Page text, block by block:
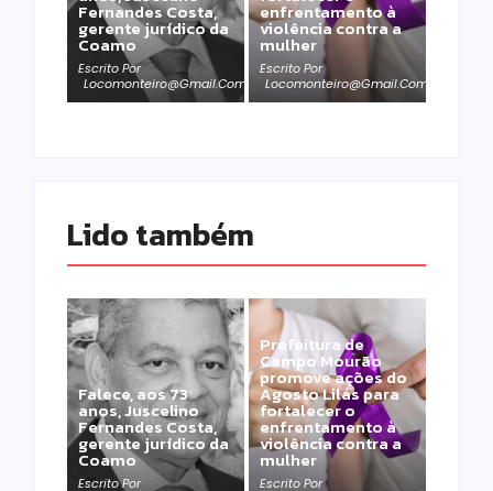
Fernandes Costa,
gerente jurídico da
Coamo
Escrito Por
Locomonteiro@gmail.com
enfrentamento à
violência contra a
mulher
Escrito Por
Locomonteiro@gmail.com
Lido também
Falece, aos 73
anos, Juscelino
Fernandes Costa,
gerente jurídico da
Coamo
Escrito Por
Prefeitura de
Campo Mourão
promove ações do
Agosto Lilás para
fortalecer o
enfrentamento à
violência contra a
mulher
Escrito Por